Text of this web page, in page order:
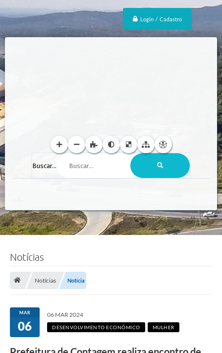
Login / Cadastro
Buscar...
Notícias
Notícias Notícia
MAR
06
06 MAR 2024
DESENVOLVIMENTO ECONÔMICO MULHER
S